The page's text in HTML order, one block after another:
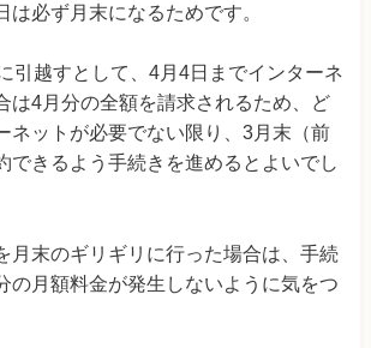
は必ず月末になるためです。
引越すとして、4月4日までインターネ
は4月分の全額を請求されるため、ど
ネットが必要でない限り、3月末（前
できるよう手続きを進めるとよいでし
月末のギリギリに行った場合は、手続
の月額料金が発生しないように気をつ